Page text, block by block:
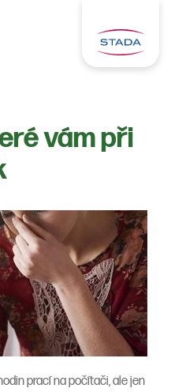
vám při
prací na počítači, ale jen